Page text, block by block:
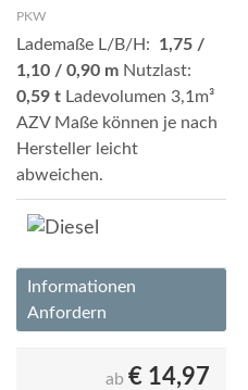
PKW
Lademaße L/B/H: 1,75 /
1,10 / 0,90 m Nutzlast:
0,59 t Ladevolumen 3,1m³
AZV Maße können je nach
Hersteller leicht
abweichen.
Informationen
Anfordern
ab € 14,97